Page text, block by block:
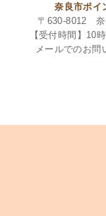
奈良市ポイ
〒630-8012 奈
【受付時間】10
メールでのお問